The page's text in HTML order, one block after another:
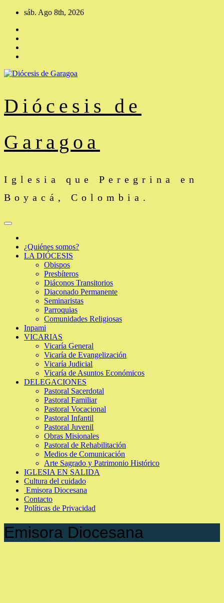
Saltar
contenido
sáb. Ago 8th, 2026
Diócesis de
Garagoa
Iglesia que Peregrina en
Boyacá, Colombia.
¿Quiénes somos?
LA DIÓCESIS
Obispos
Presbíteros
Diáconos Transitorios
Diaconado Permanente
Seminaristas
Parroquias
Comunidades Religiosas
Inpami
VICARIAS
Vicaría General
Vicaría de Evangelización
Vicaría Judicial
Vicaría de Asuntos Económicos
DELEGACIONES
Pastoral Sacerdotal
Pastoral Familiar
Pastoral Vocacional
Pastoral Infantil
Pastoral Juvenil
Obras Misionales
Pastoral de Rehabilitación
Medios de Comunicación
Arte Sagrado y Patrimonio Histórico
IGLESIA EN SALIDA
Cultura del cuidado
Emisora Diocesana
Contacto
Políticas de Privacidad
Emisora Diocesana